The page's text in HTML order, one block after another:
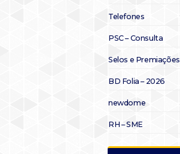
Telefones
PSC – Consulta
Selos e Premiações
BD Folia – 2026
newdome
RH – SME